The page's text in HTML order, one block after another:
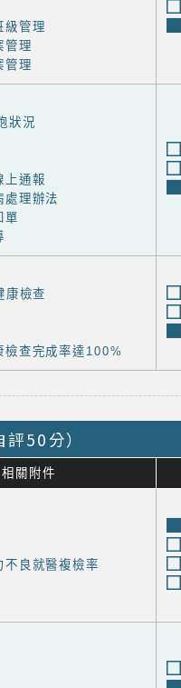
級管理
管理
管理
狀況
上通報
處理辦法
單
康檢查
檢查完成率達100%
50分）
相關附件
不良就醫複檢率